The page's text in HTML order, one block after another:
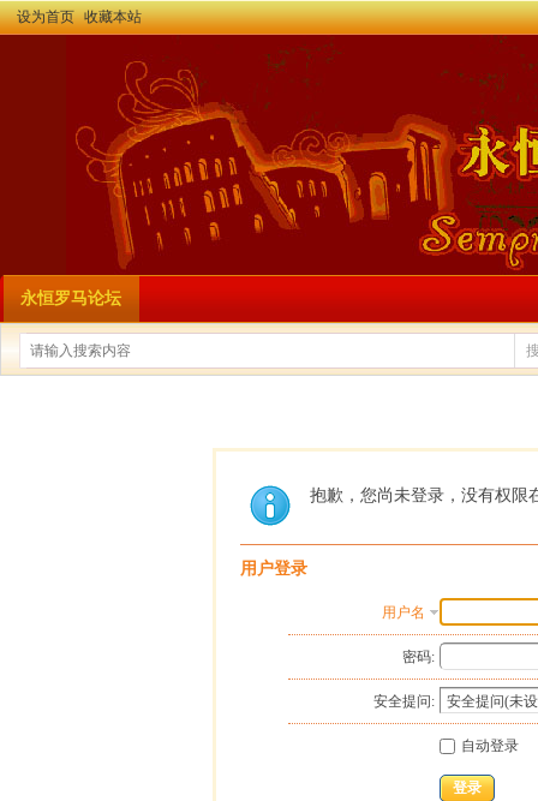
设为首页 收藏本站
永恒罗马论坛
抱歉，您尚未登录，没有权限
用户登录
用户名
密码:
安全提问:
自动登录
登录